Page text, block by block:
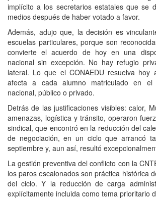
implícito a los secretarios estatales que se
medios después de haber votado a favor.
Además, adujo que, la decisión es
escuelas particulares, porque son
convierte el acuerdo de hoy en una
nacional sin excepción. No hay refugio
lateral. Lo que el CONAEDU resuelva hoy
afecta a cada alumno matriculado en el
nacional, público o privado.
Detrás de las justificaciones visibles: calor,
amenazas, logística y tránsito, operaron
sindical, que encontró en la reducción del
de negociación, en un ciclo que arrancó
septiembre y, aun así, resultó
La gestión preventiva del conflicto con la
los paros escalonados son práctica histórica
del ciclo. Y la reducción de carga
explícitamente incluida como tema prioritario